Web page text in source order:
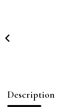
Description